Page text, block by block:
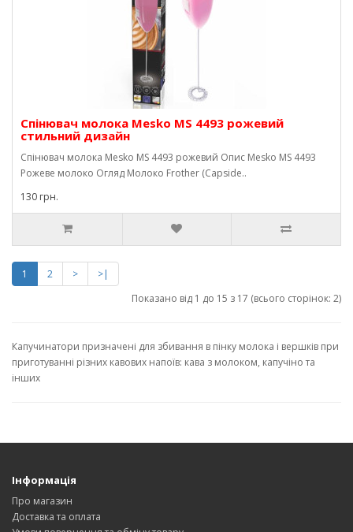
Спінювач молока Mesko MS 4493 рожевий
стильний дизайн
Спінювач молока Mesko MS 4493 рожевий Опис Mesko MS 4493
Рожеве молоко Огляд Молоко Frother (Capside..
130 грн.
1 2 >
>|
Показано від 1 до 15 з 17 (всього сторінок: 2)
Капучинатори призначені для збивання в пінку молока і вершків при
приготуванні різних кавових напоїв: кава з молоком, капучіно та
інших
Інформація
Про магазин
Доставка та оплата